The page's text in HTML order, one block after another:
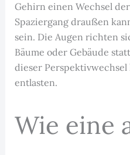
Gehirn einen Wechsel
Spaziergang draußen
sein. Die Augen richten
Bäume oder Gebäude
dieser
entlasten.
Wie eine